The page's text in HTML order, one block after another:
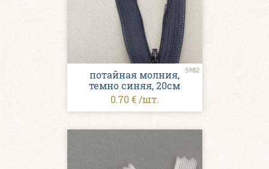
5982
потайная молния,
темно синяя, 20см
0.70 € /шт.